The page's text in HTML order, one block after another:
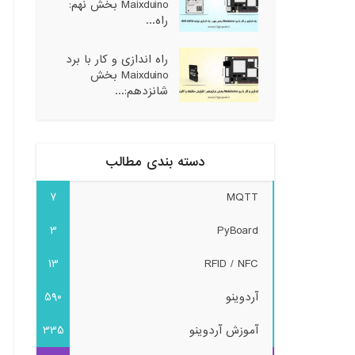
Maixduino بخش نهم:
راه...
راه اندازی و کار با برد
Maixduino بخش
شانزدهم:...
دسته بندی مطالب
MQTT
7
PyBoard
3
RFID / NFC
13
آردوینو
590
آموزش آردوینو
335